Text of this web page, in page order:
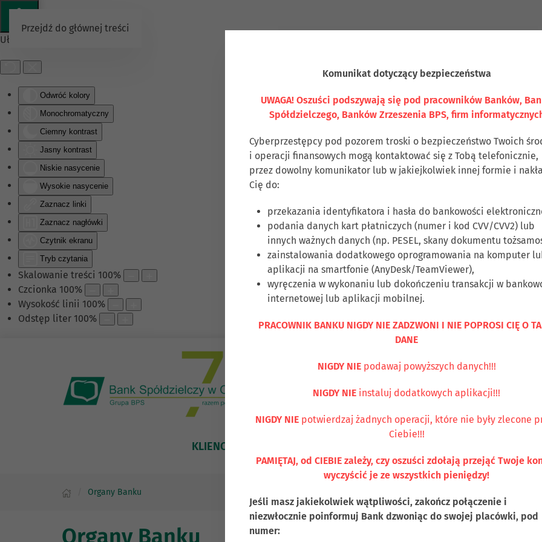
Ułatwienia dostępu
Odwróć kolory
Monochromatyczny
Ciemny kontrast
Jasny kontrast
Niskie nasycenie
Wysokie nasycenie
Zaznacz linki
Zaznacz nagłówki
Czytnik ekranu
Tryb czytania
Skalowanie treści 100%
Czcionka 100%
Wysokość linii 100%
Odstęp liter 100%
Przejdź do głównej treści
KLIENCI INDYWIDUALNI
Organy Banku
Komunikat dotyczący bezpieczeństwa
UWAGA! Oszuści podszywają się pod pracowników Banków,
Spółdzielczego, Banków Zrzeszenia BPS, firm
Cyberprzestępcy pod pozorem troski o bezpieczeństwo Twoich
i operacji finansowych mogą kontaktować się z Tobą telefonicznie,
przez dowolny komunikator lub w jakiejkolwiek innej formie i
Cię do:
przekazania identyfikatora i hasła do bankowości
podania danych kart płatniczych (numer i kod CVV/CVV2) lub
innych ważnych danych (np. PESEL, skany dokumentu
zainstalowania dodatkowego oprogramowania na komputer
aplikacji na smartfonie (AnyDesk/TeamViewer),
wyręczenia w wykonaniu lub dokończeniu transakcji w
internetowej lub aplikacji mobilnej.
PRACOWNIK BANKU NIGDY NIE ZADZWONI I NIE POPROSI CIĘ O
DANE
NIGDY NIEpodawaj powyższych danych!!!
NIGDY NIE instaluj dodatkowych aplikacji!!!
NIGDY NIE potwierdzaj żadnych operacji, które nie były zlecone
Ciebie!!!
PAMIĘTAJ, od CIEBIE zależy, czy oszuści zdołają przejąć Twoje
wyczyścić je ze wszystkich pieniędzy!
Jeśli masz jakiekolwiek wątpliwości, zakończ połączenie i
niezwłocznie poinformuj Bank dzwoniąc do swojej placówki, pod
numer: